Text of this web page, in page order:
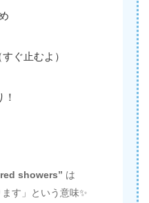
ぐ止むよ）
！
showers” は
す」という意味✨